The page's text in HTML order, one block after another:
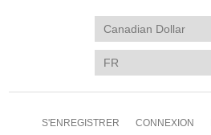
S'ENREGISTRER CONNEXION